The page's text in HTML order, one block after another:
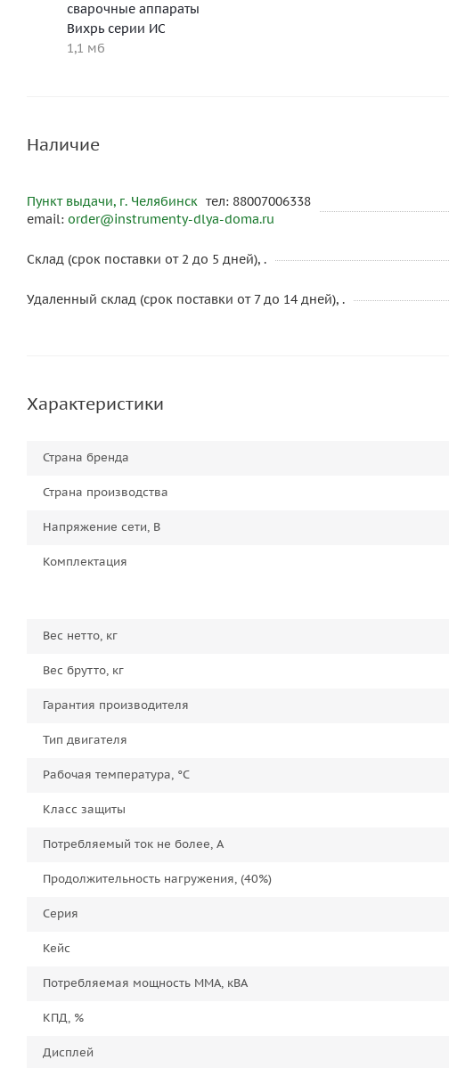
сварочные аппараты
Вихрь серии ИС
1,1 мб
Наличие
Пункт выдачи, г. Челябинск тел: 88007006338
email: order@instrumenty-dlya-doma.ru
Склад (срок поставки от 2 до 5 дней), .
Удаленный склад (срок поставки от 7 до 14 дней), .
Характеристики
Страна бренда
Страна производства
Напряжение сети, В
Комплектация
Вес нетто, кг
Вес брутто, кг
Гарантия производителя
Тип двигателя
Рабочая температура, °C
Класс защиты
Потребляемый ток не более, А
Продолжительность нагружения, (40%)
Серия
Кейс
Потребляемая мощность ММА, кВА
КПД, %
Дисплей